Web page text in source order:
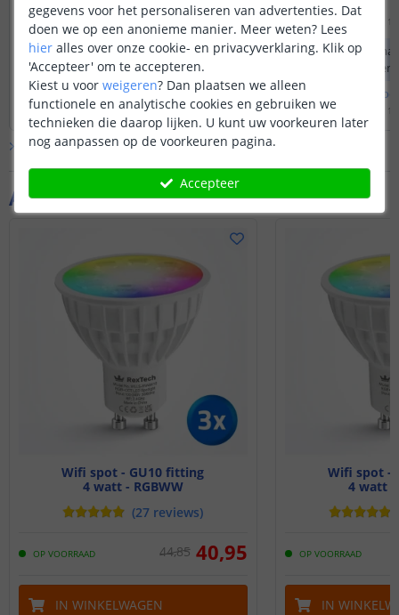
Aanvullende producten
Wifi spot - GU10 fitting
4 watt - RGBWW
(27 reviews)
OP VOORRAAD 44,85 40,95
IN WINKELWAGEN
Wifi spot -
4 watt -
OP VOORRAAD
IN
afstandsbediening mee kan connecten.
Bekijk hele antwoord
Door Louise op maandag 7 oktober 2024
vide?
Mvg Ferry
maandag
Er kunnen
gekoppeld
Bekijk
Door Louise dinsdag
Bekijk alle Vraag & antwoord
gegevens voor het personaliseren van advertenties. Dat
doen we op een anonieme manier. Meer weten? Lees
hier alles over onze cookie- en privacyverklaring. Klik op
'Accepteer' om te accepteren.
Kiest u voor weigeren? Dan plaatsen we alleen
functionele en analytische cookies en gebruiken we
technieken die daarop lijken. U kunt uw voorkeuren later
nog aanpassen op de voorkeuren pagina.
Accepteer